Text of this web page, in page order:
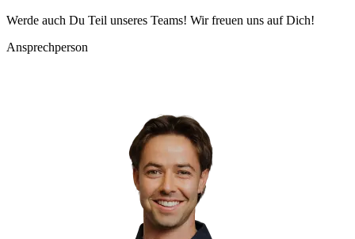
Werde auch Du Teil unseres Teams! Wir freuen uns auf Dich!
Ansprechperson